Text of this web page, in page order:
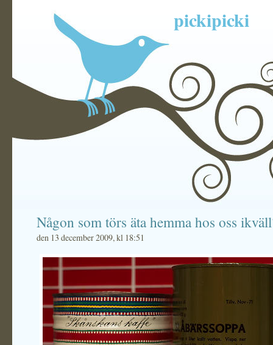
pickipicki
Någon som törs äta hemma hos oss
den 13 december 2009, kl 18:51